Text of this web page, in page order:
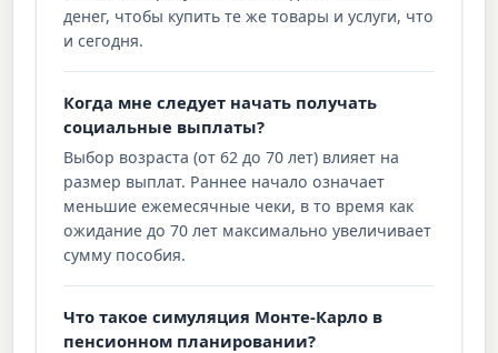
денег, чтобы купить те же товары и услуги, что
и сегодня.
Когда мне следует начать получать
социальные выплаты?
Выбор возраста (от 62 до 70 лет) влияет на
размер выплат. Раннее начало означает
меньшие ежемесячные чеки, в то время как
ожидание до 70 лет максимально увеличивает
сумму пособия.
Что такое симуляция Монте-Карло в
пенсионном планировании?